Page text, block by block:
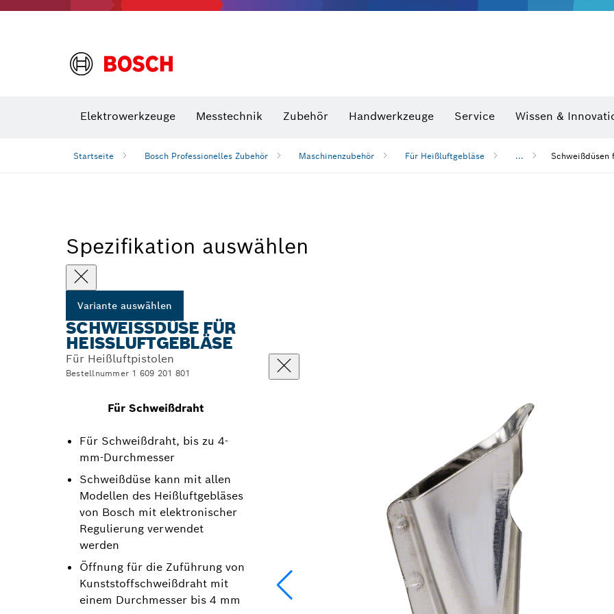
Elektrowerkzeuge Messtechnik Zubehör Handwerkzeuge Service Wissen &
Startseite Bosch Professionelles Zubehör Maschinenzubehör Für Heißluftgebläse ... Schweißdüsen
Spezifikation auswählen
Variante auswählen
SCHWEISSDÜSE FÜR H
EISSLUFTGEBLÄSE
Für Heißluftpistolen
Bestellnummer 1 609 201 801
Für Schweißdraht
Für Schweißdraht, bis zu 4-
mm-Durchmesser
Schweißdüse kann mit allen
Modellen des Heißluftgebläses
von Bosch mit elektronischer
Regulierung verwendet
werden
Öffnung für die Zuführung von
Kunststoffschweißdraht mit
einem Durchmesser bis 4 mm